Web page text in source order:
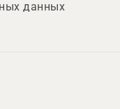
данных